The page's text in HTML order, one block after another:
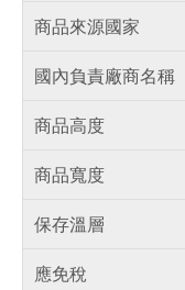
商品來源國家
國內負責廠商名稱
商品高度
商品寬度
保存溫層
應免稅